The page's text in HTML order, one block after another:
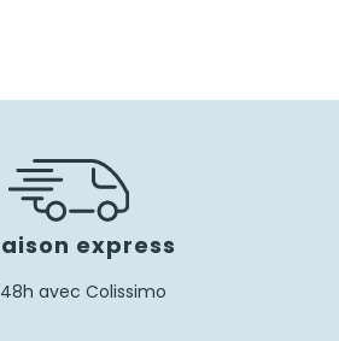
express
avec Colissimo